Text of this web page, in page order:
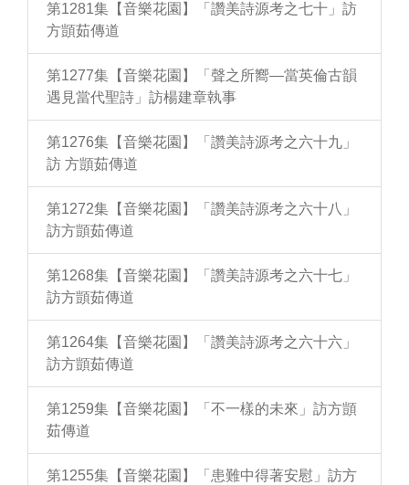
第1281集【音樂花園】「讚美詩源考之七十」訪
方顗茹傳道
第1277集【音樂花園】「聲之所嚮—當英倫古韻
遇見當代聖詩」訪楊建章執事
第1276集【音樂花園】「讚美詩源考之六十九」
訪 方顗茹傳道
第1272集【音樂花園】「讚美詩源考之六十八」
訪方顗茹傳道
第1268集【音樂花園】「讚美詩源考之六十七」
訪方顗茹傳道
第1264集【音樂花園】「讚美詩源考之六十六」
訪方顗茹傳道
第1259集【音樂花園】「不一樣的未來」訪方顗
茹傳道
第1255集【音樂花園】「患難中得著安慰」訪方